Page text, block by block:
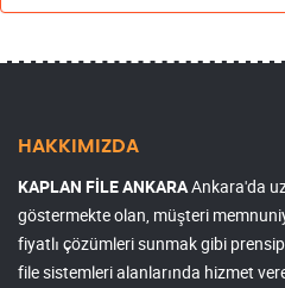
HAKKIMIZDA
KAPLAN FİLE ANKARAAnkara'da
göstermekte olan, müşteri
fiyatlı çözümleri sunmak gibi
file sistemleri alanlarında hizmet